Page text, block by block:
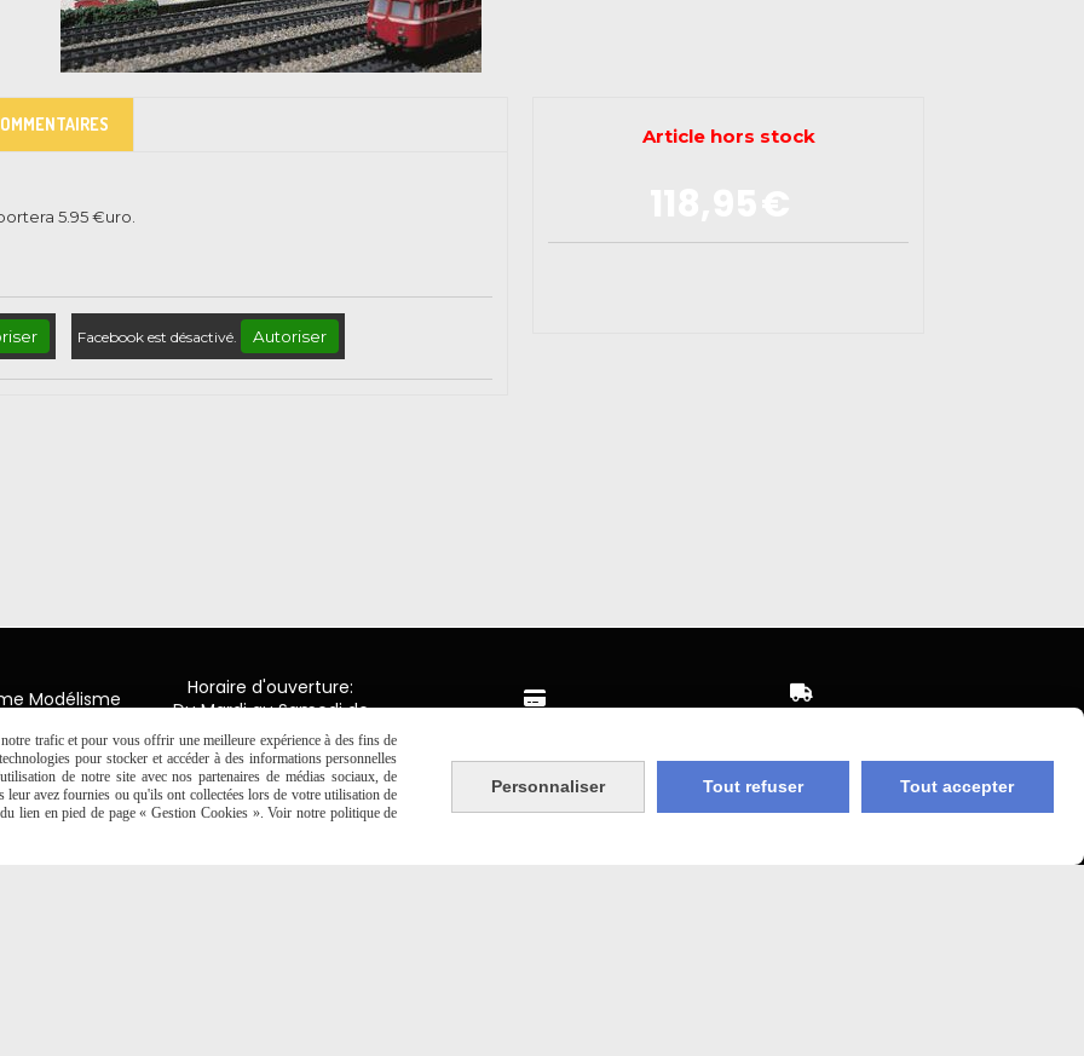
Article hors stock
5.95€uro.
Facebook est désactivé. Autoriser
Modélisme
Luxembourg
en Ponthieu
20 06 19
Horaire d'ouverture:
Du Mardi au Samedi de
9H00 - 12H30 / 14H00-18H30

CB Crédit Agricole

jours ouvrés
Frais de port (5€50)
trafic et pour vous offrir une meilleure expérience à des fins de
pour stocker et accéder à des informations personnelles
de notre site avec nos partenaires de médias sociaux, de
avez fournies ou qu'ils ont collectées lors de votre utilisation de
lien en pied de page « Gestion Cookies ». Voir notre politique de
Personnaliser Tout refuser Tout accepter